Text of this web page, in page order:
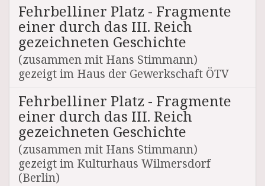
Fehrbelliner Platz - Fragmente
einer durch das III. Reich
gezeichneten Geschichte
(zusammen mit Hans Stimmann)
gezeigt im Haus der Gewerkschaft ÖTV
Fehrbelliner Platz - Fragmente
einer durch das III. Reich
gezeichneten Geschichte
(zusammen mit Hans Stimmann)
gezeigt im Kulturhaus Wilmersdorf
(Berlin)